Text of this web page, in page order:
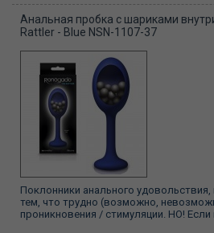
Анальная пробка с шариками
Rattler - Blue NSN-1107-37
Поклонники анального удовольствия,
тем, что трудно (возможно,
проникновения / стимуляции. НО! Если